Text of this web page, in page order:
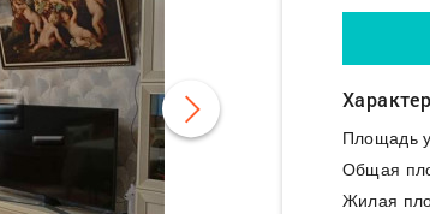
Площадь
Общая
Жилая